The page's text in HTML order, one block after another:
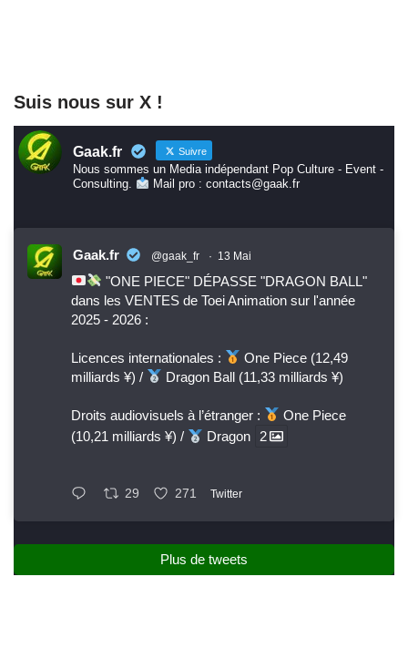
Suis nous sur X !
Gaak.fr Suivre
Nous sommes un Media indépendant Pop Culture - Event -
Consulting.
Mail pro : contacts@gaak.fr
Gaak.fr @gaak_fr · 13 Mai
"ONE PIECE" DÉPASSE "DRAGON BALL"
dans les VENTES de Toei Animation sur l'année
2025 - 2026 :
Licences internationales :
One Piece (12,49
milliards ¥) /
Dragon Ball (11,33 milliards ¥)
Droits audiovisuels à l’étranger :
One Piece
(10,21 milliards ¥) /
Dragon 2
29 271 Twitter
Plus de tweets